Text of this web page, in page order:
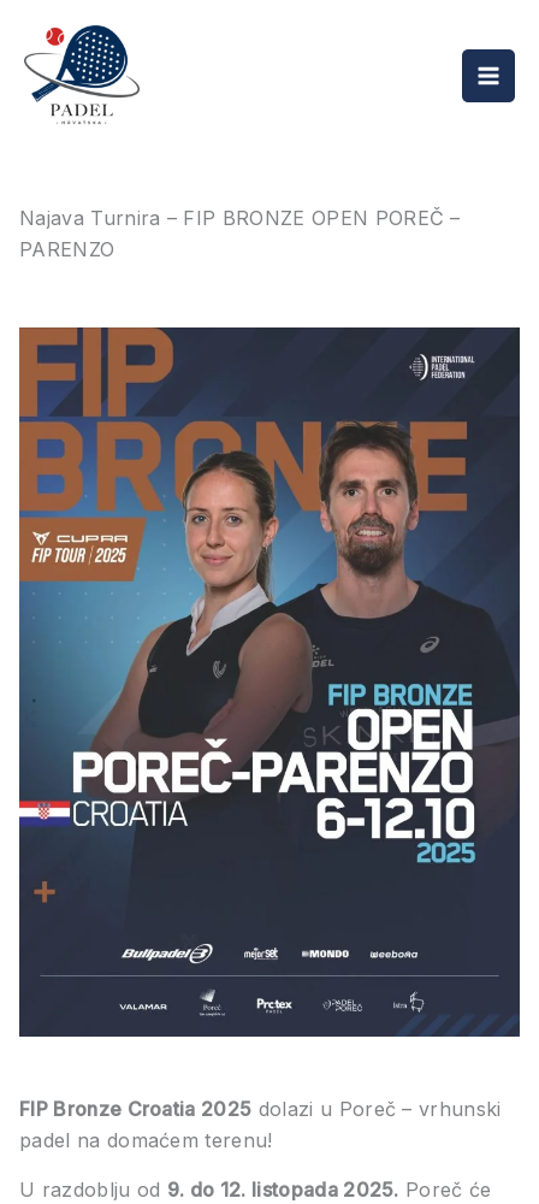
content
Najava Turnira – FIP BRONZE OPEN POREČ –
PARENZO
FIP Bronze Croatia 2025 dolazi u Poreč – vrhunski
padel na domaćem terenu!
U razdoblju od 9. do 12. listopada 2025. Poreč će